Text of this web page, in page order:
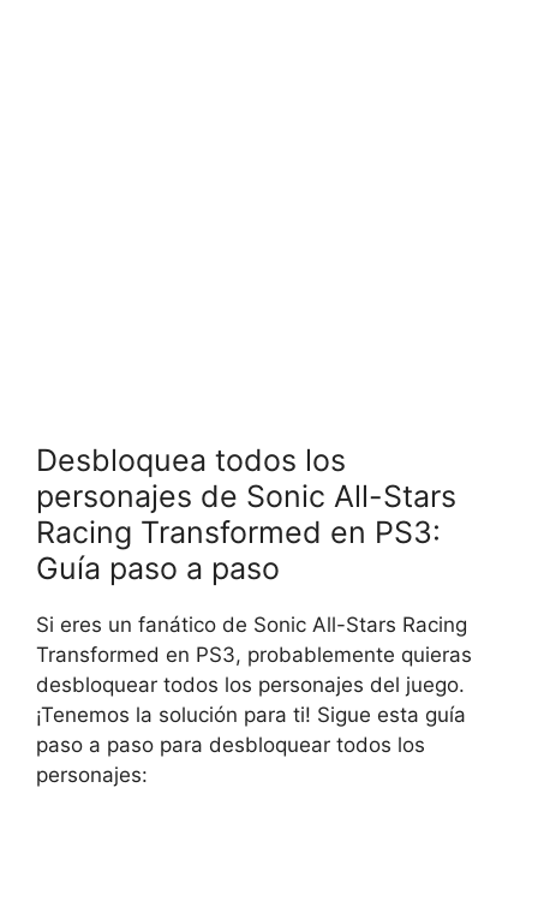
Desbloquea todos los
personajes de Sonic All-Stars
Racing Transformed en PS3:
Guía paso a paso
Si eres un fanático de Sonic All-Stars Racing
Transformed en PS3, probablemente quieras
desbloquear todos los personajes del juego.
¡Tenemos la solución para ti! Sigue esta guía
paso a paso para desbloquear todos los
personajes: